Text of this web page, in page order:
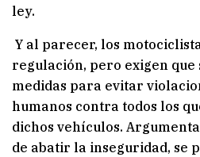
ley.
Y al parecer, los
regulación, pero exigen que
medidas para evitar
humanos contra todos los
dichos vehículos.
de abatir la inseguridad, se